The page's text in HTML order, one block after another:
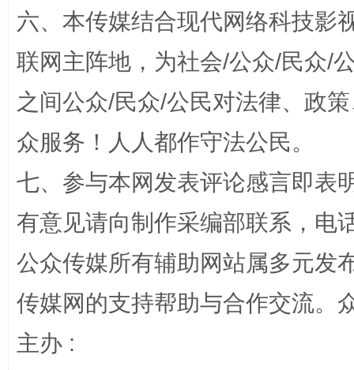
六、本传媒结合现代网络科技影
联网主阵地，为社会/公众/民众/
之间公众/民众/公民对法律、政
众服务！人人都作守法公民。
七、参与本网发表评论感言即表
有意见请向制作采编部联系，电
公众传媒所有辅助网站属多元发
传媒网的支持帮助与合作交流。
主办 :